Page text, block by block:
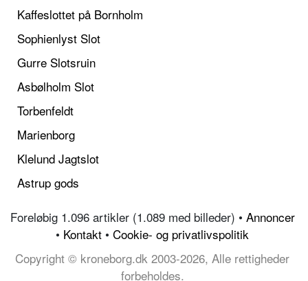
Kaffeslottet på Bornholm
Sophienlyst Slot
Gurre Slotsruin
Asbølholm Slot
Torbenfeldt
Marienborg
Klelund Jagtslot
Astrup gods
Foreløbig 1.096 artikler (1.089 med billeder) • Annoncer
• Kontakt • Cookie- og privatlivspolitik
Copyright © kroneborg.dk 2003-2026, Alle rettigheder
forbeholdes.